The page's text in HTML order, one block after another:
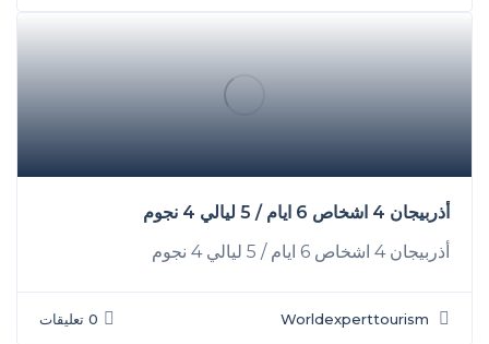
أذربيجان 4 اشخاص 6 ايام / 5 ليالي 4 نجوم
أذربيجان 4 اشخاص 6 ايام / 5 ليالي 4 نجوم
Worldexperttourism 0 تعليقات